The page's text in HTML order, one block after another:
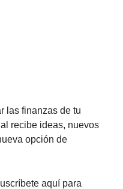
las finanzas de tu
recibe ideas, nuevos
opción de
aquí para